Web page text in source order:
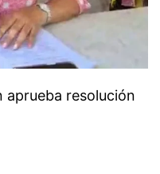
aprueba resolución